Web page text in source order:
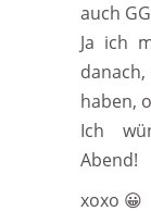
auch
Ja ich
haben,
Ich
Abend!
xoxo 😀